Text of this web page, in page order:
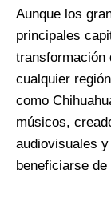
Aunque los
principales
transformación
cualquier
como
músicos,
audiovisuales
beneficiarse